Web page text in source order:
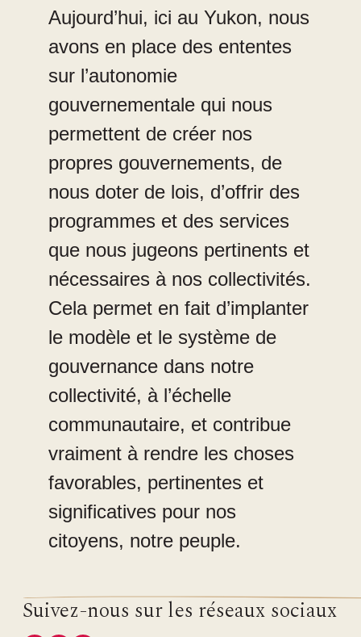
Aujourd’hui, ici au Yukon, nous
avons en place des ententes
sur l’autonomie
gouvernementale qui nous
permettent de créer nos
propres gouvernements, de
nous doter de lois, d’offrir des
programmes et des services
que nous jugeons pertinents et
nécessaires à nos collectivités.
Cela permet en fait d’implanter
le modèle et le système de
gouvernance dans notre
collectivité, à l’échelle
communautaire, et contribue
vraiment à rendre les choses
favorables, pertinentes et
significatives pour nos
citoyens, notre peuple.
Suivez-nous sur les réseaux sociaux